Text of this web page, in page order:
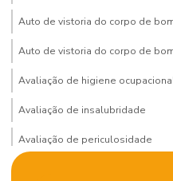
Auto de vistoria do corpo de
Auto de vistoria do corpo de
Avaliação de higiene
Avaliação de insalubridade
Avaliação de periculosidade